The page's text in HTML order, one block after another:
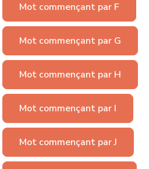
Mot commençant par F
Mot commençant par G
Mot commençant par H
Mot commençant par I
Mot commençant par J